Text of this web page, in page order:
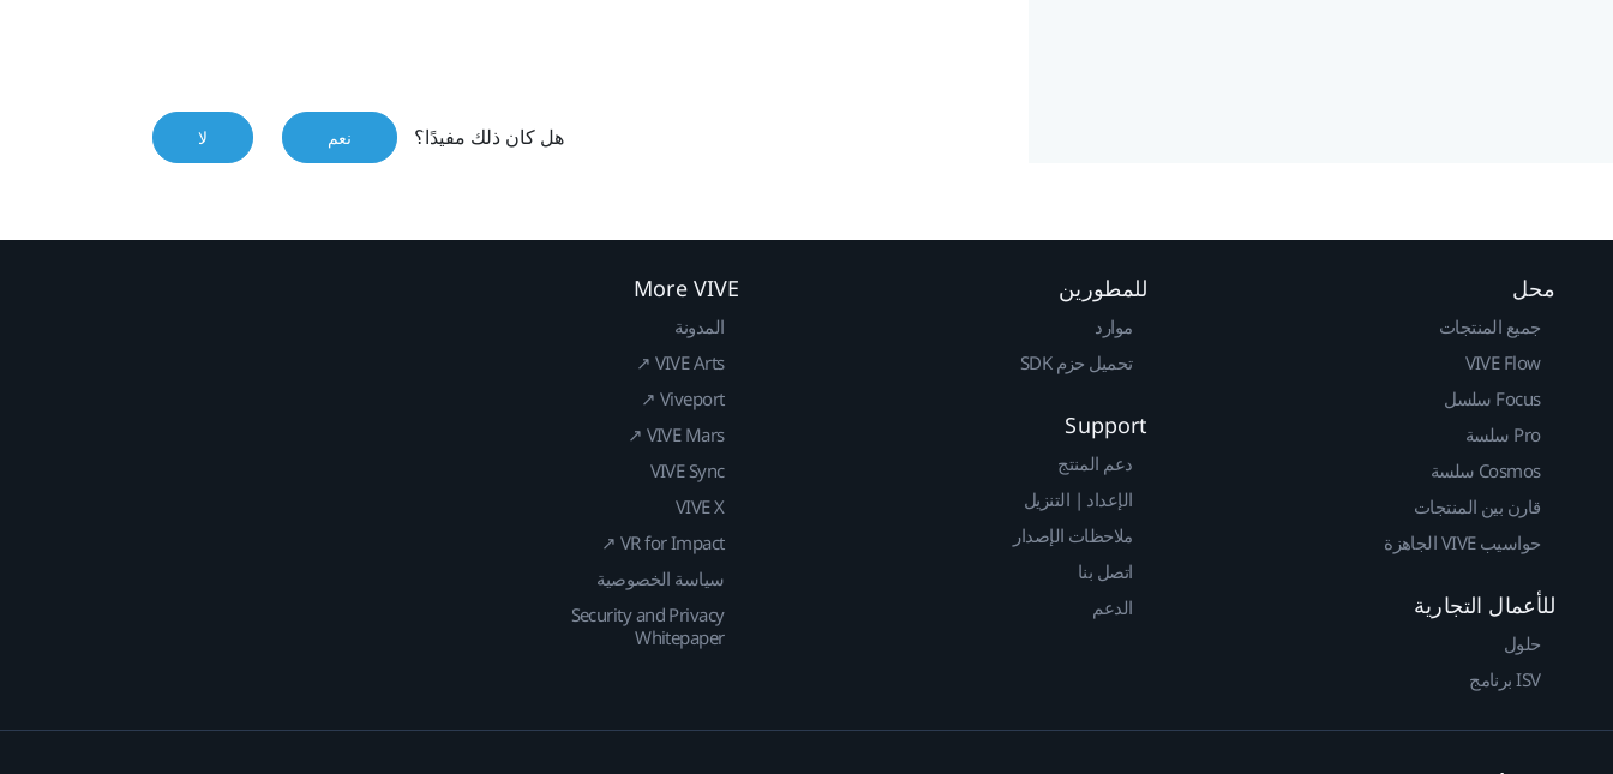
هل كان ذلك مفيدًا؟ نعم لا
محل
جميع المنتجات
VIVE Flow
Focus سلسل
Pro سلسة
Cosmos سلسة
قارن بين المنتجات
حواسيب VIVE الجاهزة
للأعمال التجارية
حلول
ISV برنامج
للمطورين
موارد
تحميل حزم SDK
Support
دعم المنتج
الإعداد | التنزيل
ملاحظات الإصدار
اتصل بنا
الدعم
More VIVE
المدونة
VIVE Arts ↗
Viveport ↗
VIVE Mars ↗
VIVE Sync
VIVE X
VR for Impact ↗
سياسة الخصوصية
Security and Privacy
Whitepaper